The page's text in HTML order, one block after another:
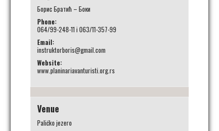
Борис Братић – Боки
Phone:
064/99-248-11 i 063/11-357-99
Email:
instruktorboris@gmail.com
Website:
www.planinariavanturisti.org.rs
Venue
Palićko jezero